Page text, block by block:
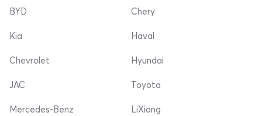
BYD
Kia
Chevrolet
Chery
Haval
Hyundai
JAC
Mercedes-Benz
Toyota
LiXiang